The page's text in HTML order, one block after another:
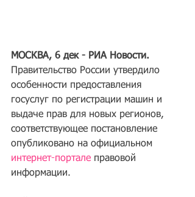
МОСКВА, 6 дек - РИА Новости.
Правительство России утвердило
особенности предоставления
госуслуг по регистрации машин и
выдаче прав для новых регионов,
соответствующее постановление
опубликовано на официальном
интернет-портале правовой
информации.